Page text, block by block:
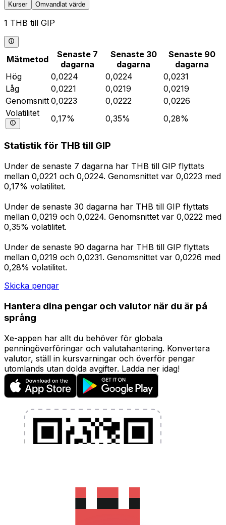
Kurser Omvandlat värde
1 THB till GIP
Mätmetod
Senaste 7
dagarna
Senaste 30
dagarna
Senaste 90
dagarna
Hög
0,0224 0,0224
0,0231
Låg
0,0221 0,0219
0,0219
Genomsnitt 0,0223 0,0222
0,0226
Volatilitet
0,17% 0,35% 0,28%
Statistik för THB till GIP
Under de senaste 7 dagarna har THB till GIP flyttats
mellan 0,0221 och 0,0224. Genomsnittet var 0,0223 med
0,17% volatilitet.
Under de senaste 30 dagarna har THB till GIP flyttats
mellan 0,0219 och 0,0224. Genomsnittet var 0,0222 med
0,35% volatilitet.
Under de senaste 90 dagarna har THB till GIP flyttats
mellan 0,0219 och 0,0231. Genomsnittet var 0,0226 med
0,28% volatilitet.
Skicka pengar
Hantera dina pengar och valutor när du är på
språng
Xe-appen har allt du behöver för globala
penningöverföringar och valutahantering. Konvertera
valutor, ställ in kursvarningar och överför pengar
utomlands utan dolda avgifter. Ladda ner idag!